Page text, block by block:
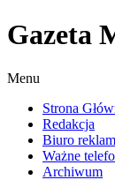
Gazeta
Menu
Strona
Redakcja
Biuro
Ważne
Archiwum